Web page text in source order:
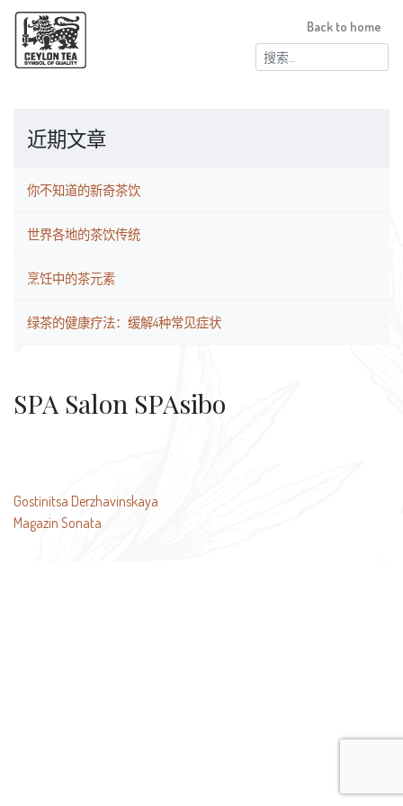
搜
索：
Back to home
近期文章
你不知道的新奇茶饮
世界各地的茶饮传统
烹饪中的茶元素
绿茶的健康疗法：缓解4种常见症状
SPA Salon SPAsibo
文
章
Gostinitsa Derzhavinskaya
Magazin Sonata